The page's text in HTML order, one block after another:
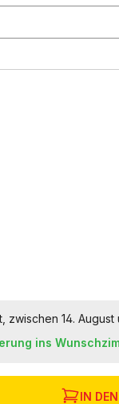
zwischen 14. August
ins
IN